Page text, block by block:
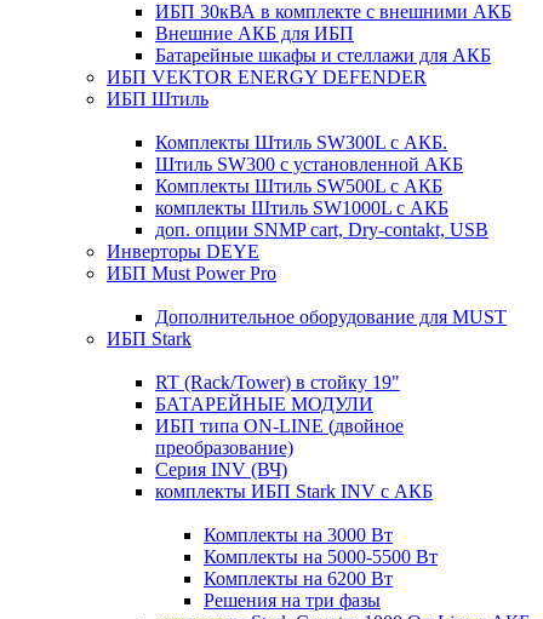
ИБП 30кВА в комплекте с внешними АКБ
Внешние АКБ для ИБП
Батарейные шкафы и стеллажи для АКБ
ИБП VEKTOR ENERGY DEFENDER
ИБП Штиль
Комплекты Штиль SW300L с АКБ.
Штиль SW300 с установленной АКБ
Комплекты Штиль SW500L с АКБ
комплекты Штиль SW1000L с АКБ
доп. опции SNMP cart, Dry-contakt, USB
Инверторы DEYE
ИБП Must Power Pro
Дополнительное оборудование для MUST
ИБП Stark
RT (Rack/Tower) в стойку 19"
БАТАРЕЙНЫЕ МОДУЛИ
ИБП типа ON-LINE (двойное
преобразование)
Серия INV (ВЧ)
комплекты ИБП Stark INV с АКБ
Комплекты на 3000 Вт
Комплекты на 5000-5500 Вт
Комплекты на 6200 Вт
Решения на три фазы